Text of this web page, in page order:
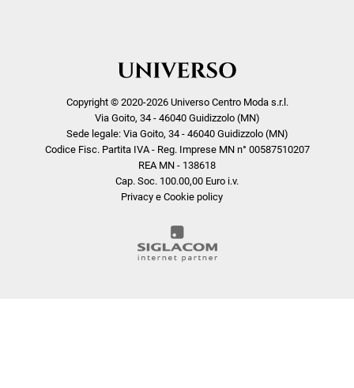
Copyright © 2020-2026 Universo Centro Moda s.r.l.
Via Goito, 34 - 46040 Guidizzolo (MN)
Sede legale: Via Goito, 34 - 46040 Guidizzolo (MN)
Codice Fisc. Partita IVA - Reg. Imprese MN n° 00587510207
REA MN - 138618
Cap. Soc. 100.00,00 Euro i.v.
Privacy e Cookie policy